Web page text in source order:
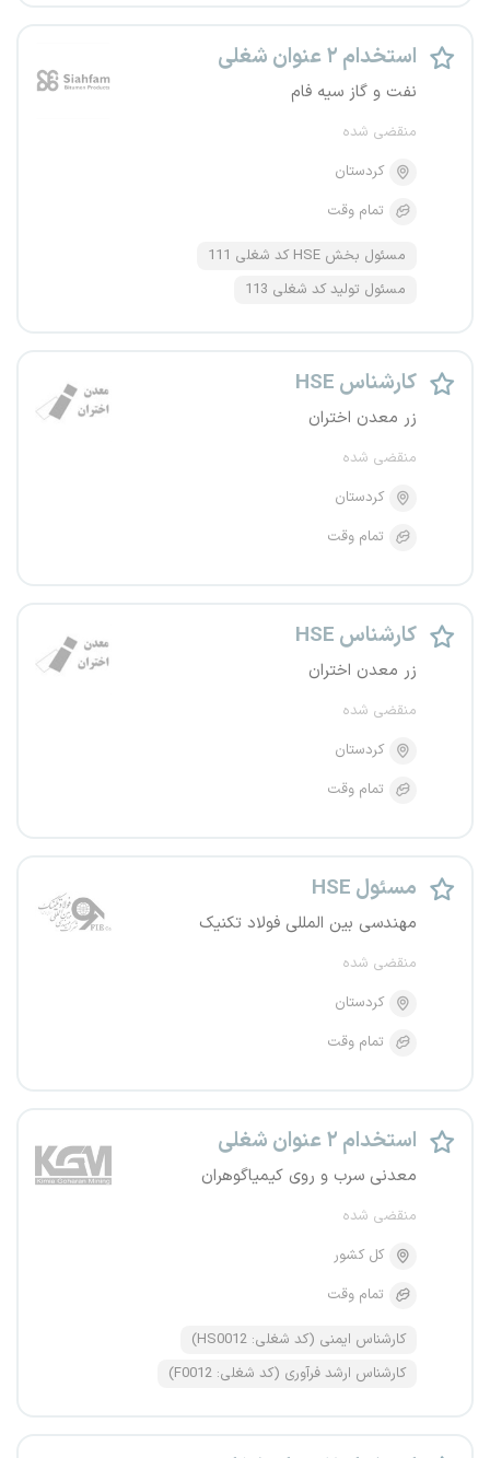
استخدام ۲ عنوان شغلی
نفت و گاز سیه فام
منقضی شده
کردستان
تمام وقت
مسئول بخش HSE کد شغلی 111
مسئول تولید کد شغلی 113
کارشناس HSE
زر معدن اختران
منقضی شده
کردستان
تمام وقت
کارشناس HSE
زر معدن اختران
منقضی شده
کردستان
تمام وقت
مسئول HSE
مهندسی بین المللی فولاد تکنیک
منقضی شده
کردستان
تمام وقت
استخدام ۲ عنوان شغلی
معدنی سرب و روی کیمیاگوهران
منقضی شده
کل کشور
تمام وقت
کارشناس ایمنی (کد شغلی: HS0012)
کارشناس ارشد فرآوری (کد شغلی: F0012)